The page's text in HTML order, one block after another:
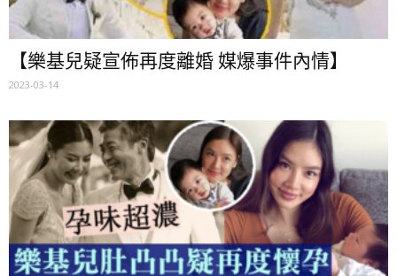
【樂基兒疑宣佈再度離婚 媒爆事件內情】
2023-03-14